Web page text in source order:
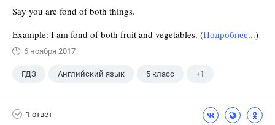
Say you are fond of both things.
Example: I am fond of both fruit and vegetables. (Подробнее...)
6 ноября 2017
ГДЗ Английский язык 5 класс +1
1 ответ